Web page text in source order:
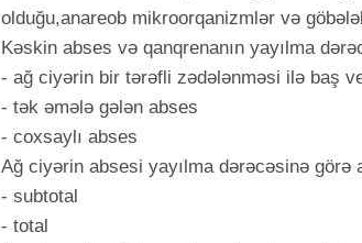
olduğu,anareob mikroorqanizmlər və
Kəskin abses və qanqrenanın yayılma
- ağ ciyərin bir tərəfli zədələnməsi ilə baş
- tək əmələ gələn abses
- coxsaylı abses
Ağ ciyərin absesi yayılma dərəcəsinə görə
- subtotal
- total